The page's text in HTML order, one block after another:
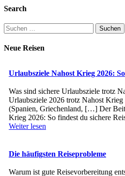
Search
Suchen
nach:
Neue Reisen
Urlaubsziele Nahost Krieg 2026:
Was sind sichere Urlaubsziele trotz
Urlaubsziele 2026 trotz Nahost
(Spanien, Griechenland, […] Der
Krieg 2026: So findest du sichere
Weiter lesen
Die häufigsten Reiseprobleme
Warum ist gute Reisevorbereitung